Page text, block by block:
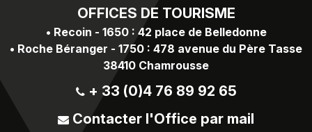
OFFICES DE TOURISME
• Recoin - 1650 : 42 place de Belledonne
• Roche Béranger - 1750 : 478 avenue du Père Tasse
38410 Chamrousse
+ 33 (0)4 76 89 92 65
Contacter l'Office par mail